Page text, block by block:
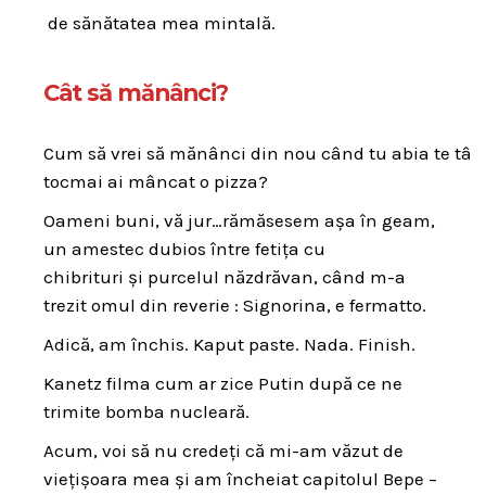
de sănătatea mea mintală.
Cât să mănânci?
Cum să vrei să mănânci din nou când tu abia te
tocmai ai mâncat o pizza?
Oameni buni, vă jur…rămăsesem așa în geam,
un amestec dubios între fetița cu
chibrituri și purcelul năzdrăvan, când m-a
trezit omul din reverie : Signorina, e fermatto.
Adică, am închis. Kaput paste. Nada. Finish.
Kanetz filma cum ar zice Putin după ce ne
trimite bomba nucleară.
Acum, voi să nu credeți că mi-am văzut de
viețișoara mea și am încheiat capitolul Bepe –